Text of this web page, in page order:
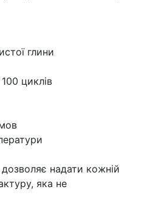
глини
циклів
надати кожній
яка не